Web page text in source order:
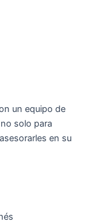
un equipo de
solo para
en su